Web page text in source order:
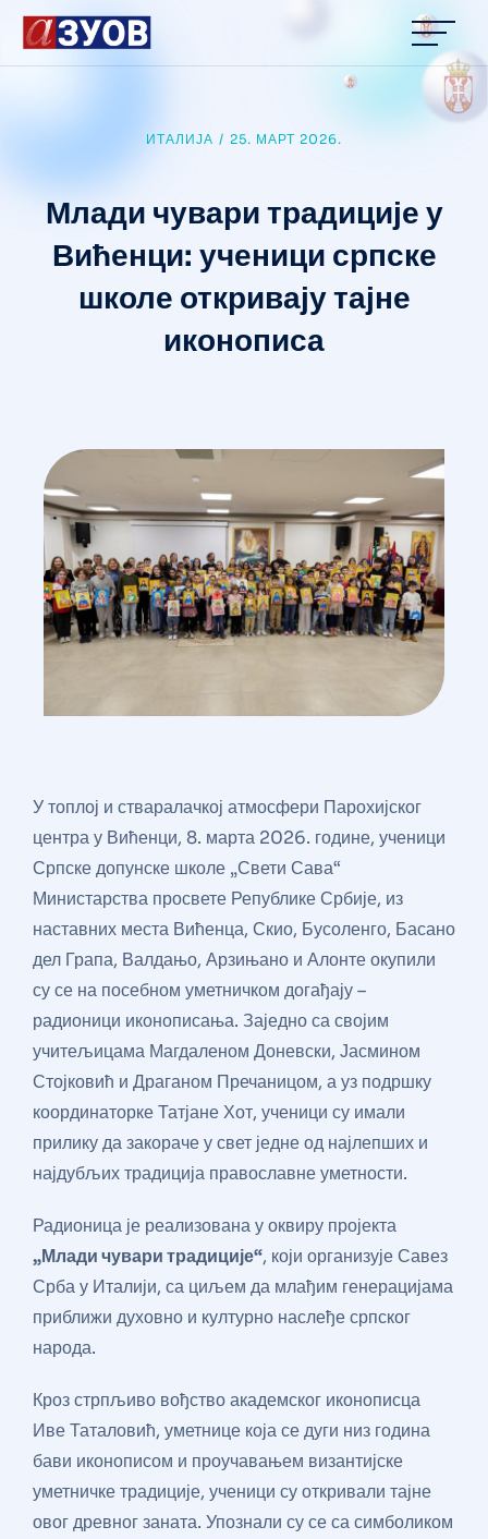
content
ИТАЛИЈА / 25. МАРТ 2026.
Млади чувари традиције у
Вићенци: ученици српске
школе откривају тајне
иконописа
У топлој и стваралачкој атмосфери Парохијског
центра у Вићенци, 8. марта 2026. године, ученици
Српске допунске школе „Свети Сава“
Министарства просвете Републике Србије, из
наставних места Вићенца, Скио, Бусоленго, Басано
дел Грапа, Валдањо, Арзињано и Алонте окупили
су се на посебном уметничком догађају –
радионици иконописања. Заједно са својим
учитељицама Магдаленом Доневски, Јасмином
Стојковић и Драганом Пречаницом, а уз подршку
координаторке Татјане Хот, ученици су имали
прилику да закораче у свет једне од најлепших и
најдубљих традиција православне уметности.
Радионица је реализована у оквиру пројекта
„Млади чувари традиције“, који организује Савез
Срба у Италији, са циљем да млађим генерацијама
приближи духовно и културно наслеђе српског
народа.
Кроз стрпљиво вођство академског иконописца
Иве Таталовић, уметнице која се дуги низ година
бави иконописом и проучавањем византијске
уметничке традиције, ученици су откривали тајне
овог древног заната. Упознали су се са симболиком